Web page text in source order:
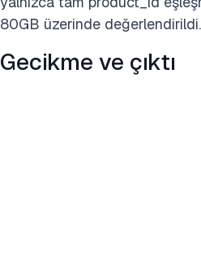
80GB üzerinde değerlendirildi.
Gecikme ve çıktı